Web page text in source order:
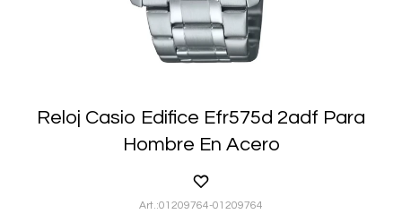
Reloj Casio Edifice Efr575d 2adf Para
Hombre En Acero
01209764-01209764